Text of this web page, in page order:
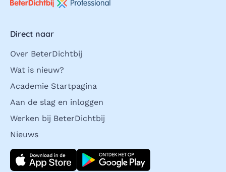
Direct naar
Over BeterDichtbij
Wat is nieuw?
Academie Startpagina
Aan de slag en inloggen
Werken bij BeterDichtbij
Nieuws
Download direct